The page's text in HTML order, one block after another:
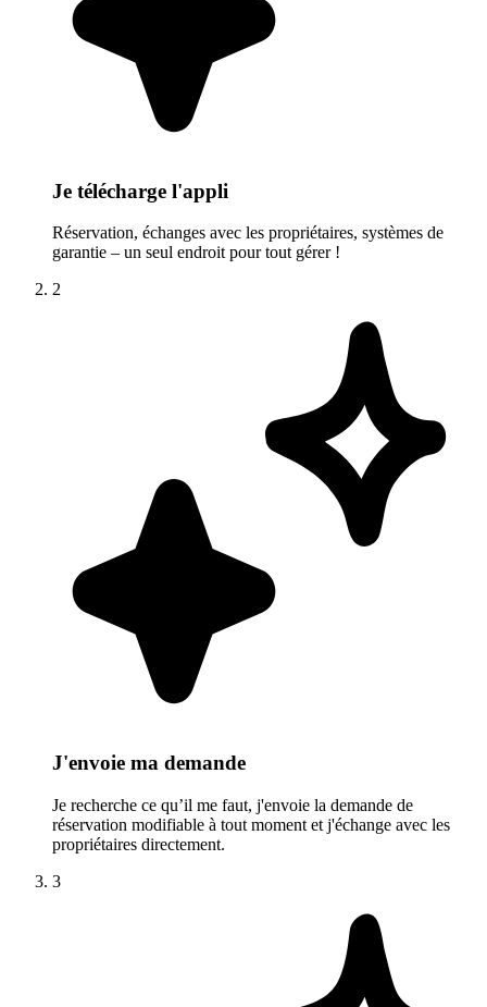
Je télécharge l'appli
Réservation, échanges avec les propriétaires, systèmes de
garantie – un seul endroit pour tout gérer !
2
J'envoie ma demande
Je recherche ce qu’il me faut, j'envoie la demande de
réservation modifiable à tout moment et j'échange avec les
propriétaires directement.
3